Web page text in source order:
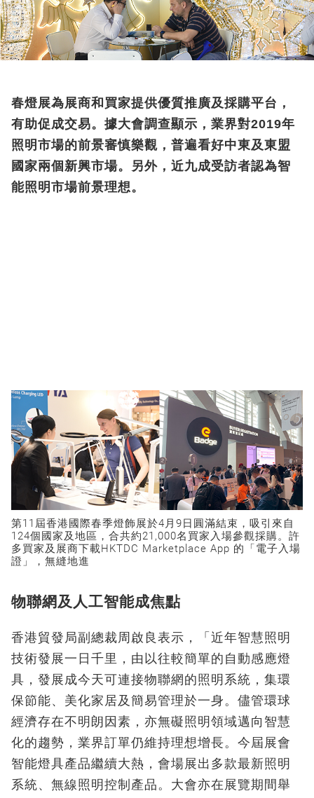
春燈展為展商和買家提供優質推廣及採購平台，
有助促成交易。據大會調查顯示，業界對2019年
照明市場的前景審慎樂觀，普遍看好中東及東盟
國家兩個新興市場。另外，近九成受訪者認為智
能照明市場前景理想。
第11屆香港國際春季燈飾展於4月9日圓滿結束，吸引來自
124個國家及地區，合共約21,000名買家入場參觀採購。許
多買家及展商下載HKTDC Marketplace App 的「電子入場
證」，無縫地進
物聯網及人工智能成焦點
香港貿發局副總裁周啟良表示，「近年智慧照明
技術發展一日千里，由以往較簡單的自動感應燈
具，發展成今天可連接物聯網的照明系統，集環
保節能、美化家居及簡易管理於一身。儘管環球
經濟存在不明朗因素，亦無礙照明領域邁向智慧
化的趨勢，業界訂單仍維持理想增長。今屆展會
智能燈具產品繼續大熱，會場展出多款最新照明
系統、無線照明控制產品。大會亦在展覽期間舉